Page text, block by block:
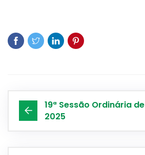
19ª Sessão Ordinária de
2025